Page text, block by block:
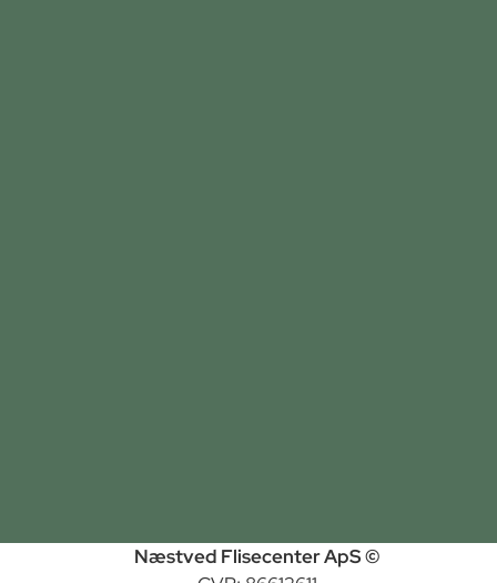
Næstved Flisecenter ApS ©